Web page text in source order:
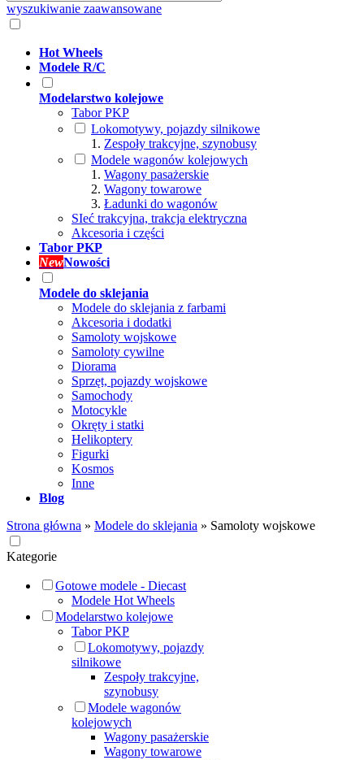
wyszukiwanie zaawansowane
Hot Wheels
Modele R/C
Modelarstwo kolejowe
Tabor PKP
Lokomotywy, pojazdy silnikowe
Zespoły trakcyjne, szynobusy
Modele wagonów kolejowych
Wagony pasażerskie
Wagony towarowe
Ładunki do wagonów
SIeć trakcyjna, trakcja elektryczna
Akcesoria i części
Tabor PKP
NewNowości
Modele do sklejania
Modele do sklejania z farbami
Akcesoria i dodatki
Samoloty wojskowe
Samoloty cywilne
Diorama
Sprzęt, pojazdy wojskowe
Samochody
Motocykle
Okręty i statki
Helikoptery
Figurki
Kosmos
Inne
Blog
Strona główna » Modele do sklejania » Samoloty wojskowe
Kategorie
Gotowe modele - Diecast
Modele Hot Wheels
Modelarstwo kolejowe
Tabor PKP
Lokomotywy, pojazdy
silnikowe
Zespoły trakcyjne,
szynobusy
Modele wagonów
kolejowych
Wagony pasażerskie
Wagony towarowe